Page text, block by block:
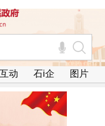
动 石i企 图片